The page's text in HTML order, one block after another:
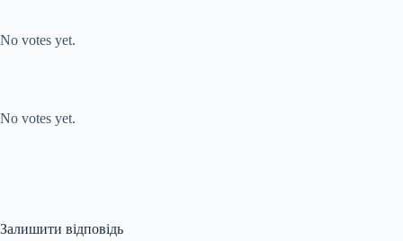
No votes yet.
No votes yet.
Залишити відповідь